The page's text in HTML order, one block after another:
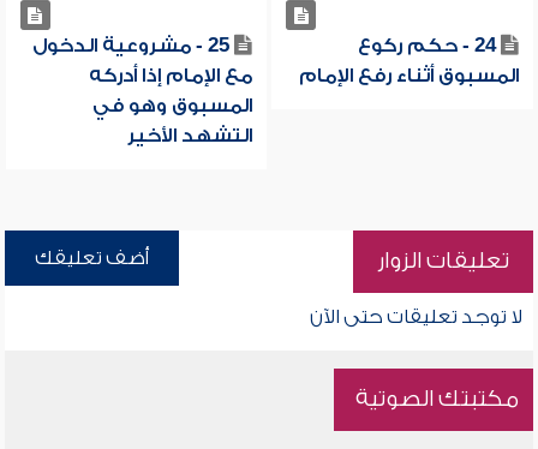
24 - حكم ركوع
المسبوق أثناء رفع الإمام
25 - مشروعية الدخول
مع الإمام إذا أدركه
المسبوق وهو في
التشهد الأخير
تعليقات الزوار أضف تعليقك
لا توجد تعليقات حتى الآن
مكتبتك الصوتية